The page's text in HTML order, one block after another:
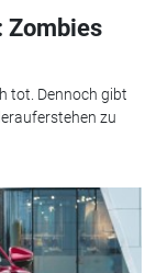
Zombies
tot. Dennoch gibt
zu